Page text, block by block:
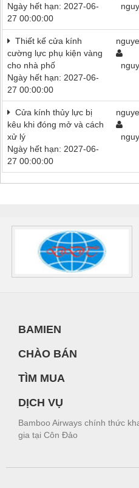
Ngày hết hạn: 2027-06-
27 00:00:00
Thiết kế cửa kính
cường lực phụ kiện vàng
cho nhà phố
Ngày hết hạn: 2027-06-
27 00:00:00
Cửa kính thủy lực bị
kêu khi đóng mở và cách
xử lý
Ngày hết hạn: 2027-06-
27 00:00:00
BAMIEN
CHÀO BÁN
TÌM MUA
DỊCH VỤ
Bamboo Airways chính thức
gia tại Côn Đảo